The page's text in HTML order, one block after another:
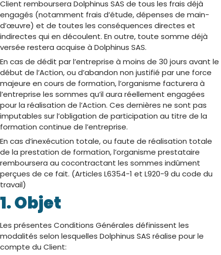
Client remboursera Dolphinus SAS de tous les frais déjà
engagés (notamment frais d’étude, dépenses de main-
d’œuvre) et de toutes les conséquences directes et
indirectes qui en découlent. En outre, toute somme déjà
versée restera acquise à Dolphinus SAS.
En cas de dédit par l’entreprise à moins de 30 jours avant le
début de l’Action, ou d’abandon non justifié par une force
majeure en cours de formation, l’organisme facturera à
l’entreprise les sommes qu’il aura réellement engagées
pour la réalisation de l’Action. Ces dernières ne sont pas
imputables sur l’obligation de participation au titre de la
formation continue de l’entreprise.
En cas d’inexécution totale, ou faute de réalisation totale
de la prestation de formation, l’organisme prestataire
remboursera au cocontractant les sommes indûment
perçues de ce fait. (Articles L6354-1 et L920-9 du code du
travail)
1. Objet
Les présentes Conditions Générales définissent les
modalités selon lesquelles Dolphinus SAS réalise pour le
compte du Client: